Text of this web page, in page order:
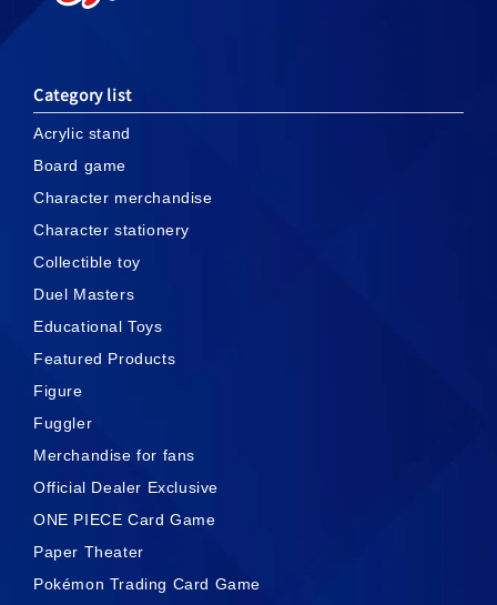
Category list
Acrylic stand
Board game
Character merchandise
Character stationery
Collectible toy
Duel Masters
Educational Toys
Featured Products
Figure
Fuggler
Merchandise for fans
Official Dealer Exclusive
ONE PIECE Card Game
Paper Theater
Pokémon Trading Card Game